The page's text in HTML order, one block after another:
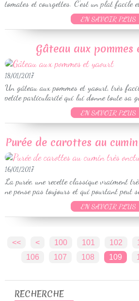
tomates et courgettes. C'est un plat facile
EN SAVOIR PLUS
Gâteau aux
18/01/2017
Un gâteau aux pommes et yaourt, très
petite particularité qui lui donne toute sa
EN SAVOIR PLUS
Purée de carottes au
16/01/2017
La purée, une recette classique vraiment
ne pense pas toujours et qui pourtant peut
EN SAVOIR PLUS
<< < 100 101 102
106
107 108 109
RECHERCHE